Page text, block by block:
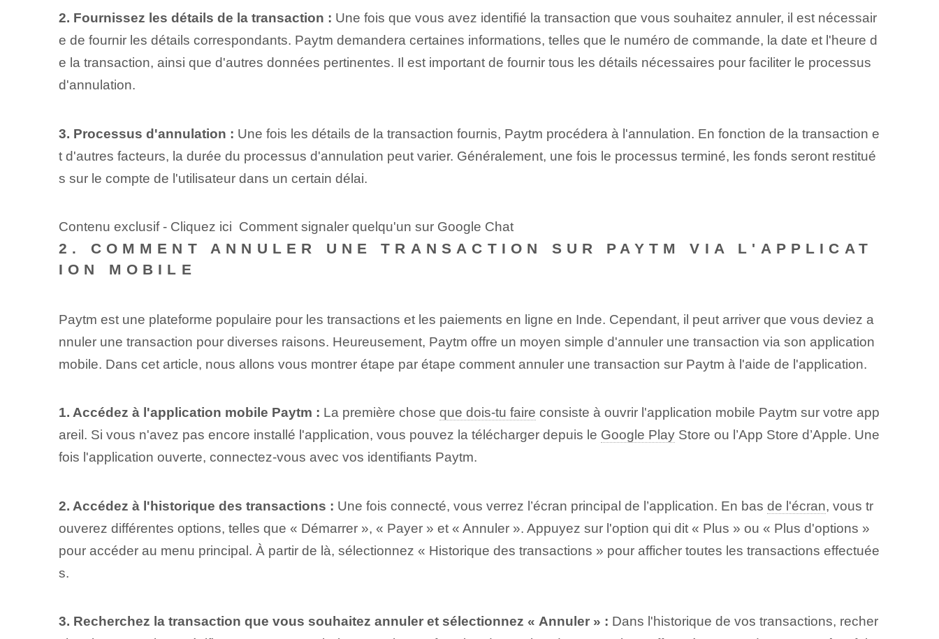
2. Fournissez les détails de la transaction : Une fois que vous avez identifié la transaction que vous souhaitez annuler, il est nécessair
e de fournir les détails correspondants. Paytm demandera certaines informations, telles que le numéro de commande, la date et l'heure d
e la transaction, ainsi que d'autres données pertinentes. Il est important de fournir tous les détails nécessaires pour faciliter le processus
d'annulation.
3. Processus d'annulation : Une fois les détails de la transaction fournis, Paytm procédera à l'annulation. En fonction de la transaction e
t d'autres facteurs, la durée du processus d'annulation peut varier. Généralement, une fois le processus terminé, les fonds seront restitué
s sur le compte de l'utilisateur dans un certain délai.
Contenu exclusif - Cliquez ici Comment signaler quelqu'un sur Google Chat
2. COMMENT ANNULER UNE TRANSACTION SUR PAYTM VIA L'APPLICAT
ION MOBILE
Paytm est une plateforme populaire pour les transactions et les paiements en ligne en Inde. Cependant, il peut arriver que vous deviez a
nnuler une transaction pour diverses raisons. Heureusement, Paytm offre un moyen simple d'annuler une transaction via son application
mobile. Dans cet article, nous allons vous montrer étape par étape comment annuler une transaction sur Paytm à l'aide de l'application.
1. Accédez à l'application mobile Paytm : La première chose que dois-tu faire consiste à ouvrir l'application mobile Paytm sur votre app
areil. Si vous n'avez pas encore installé l'application, vous pouvez la télécharger depuis le Google PlayStore ou l’App Store d’Apple. Une
fois l'application ouverte, connectez-vous avec vos identifiants Paytm.
2. Accédez à l'historique des transactions : Une fois connecté, vous verrez l’écran principal de l’application. En bas de l'écran, vous tr
ouverez différentes options, telles que « Démarrer », « Payer » et « Annuler ». Appuyez sur l'option qui dit « Plus » ou « Plus d'options »
pour accéder au menu principal. À partir de là, sélectionnez « Historique des transactions » pour afficher toutes les transactions effectuée
s.
3. Recherchez la transaction que vous souhaitez annuler et sélectionnez « Annuler » : Dans l'historique de vos transactions, recher